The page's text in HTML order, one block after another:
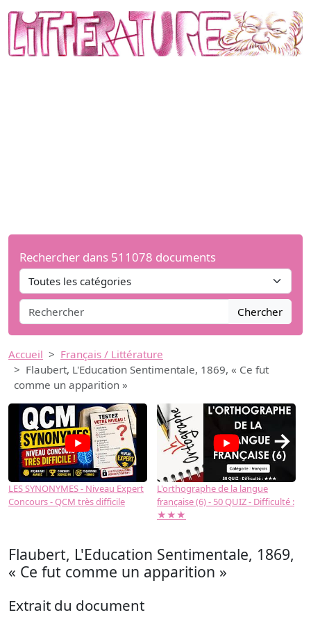
Rechercher dans 511078 documents
Chercher
Accueil
Français / Littérature
Flaubert, L'Education Sentimentale, 1869, « Ce fut
comme un apparition »
LES SYNONYMES - Niveau Expert
Concours - QCM très difficile
L'orthographe de la langue
française (6) - 50 QUIZ - Difficulté :
★★★
→
Flaubert, L'Education Sentimentale, 1869,
« Ce fut comme un apparition »
Extrait du document